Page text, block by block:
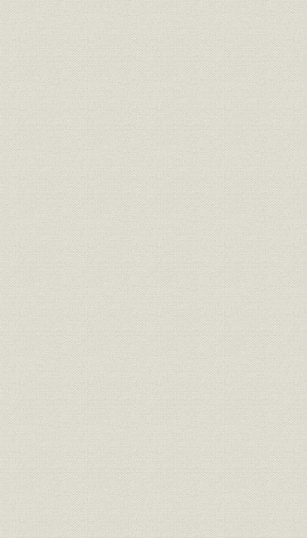
沿革
昭和55年(1980年)~平成15年
(2003年)
平成2年
(2003年)
経営者 創業者 安田善次郎 [明治5年
事業所
錦絵に描かれた日本橋小舟町の
「安田商店」
[慶応2年
事業所 第三国立銀行 [明治9年
関係会社 安田系銀行・会社一覧 大正10年
経営理念
安田善次郎の事業観を表す「今
日一日之事」